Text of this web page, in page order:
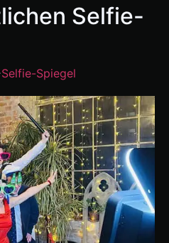
Selfie-
Selfie-Spiegel